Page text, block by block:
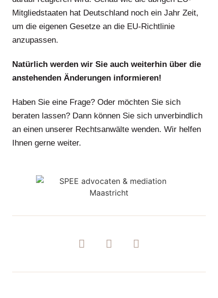
Mitgliedstaaten hat Deutschland noch ein Jahr Zeit,
um die eigenen Gesetze an die EU-Richtlinie
anzupassen.
Natürlich werden wir Sie auch weiterhin über die
anstehenden Änderungen informieren!
Haben Sie eine Frage? Oder möchten Sie sich
beraten lassen? Dann können Sie sich unverbindlich
an einen unserer Rechtsanwälte wenden. Wir helfen
Ihnen gerne weiter.